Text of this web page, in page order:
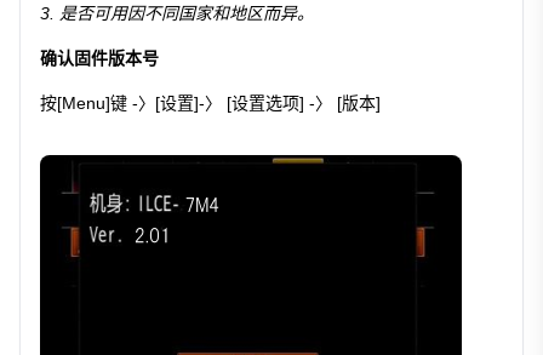
3. 是否可用因不同国家和地区而异。
确认固件版本号
按[Menu]键 -〉[设置]-〉 [设置选项] -〉 [版本]